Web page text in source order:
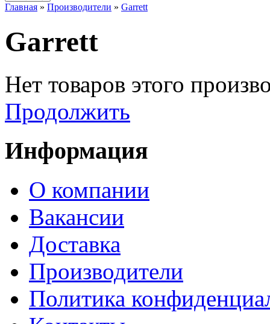
Главная » Производители » Garrett
Garrett
Нет товаров этого
Продолжить
Информация
О компании
Вакансии
Доставка
Производители
Политика